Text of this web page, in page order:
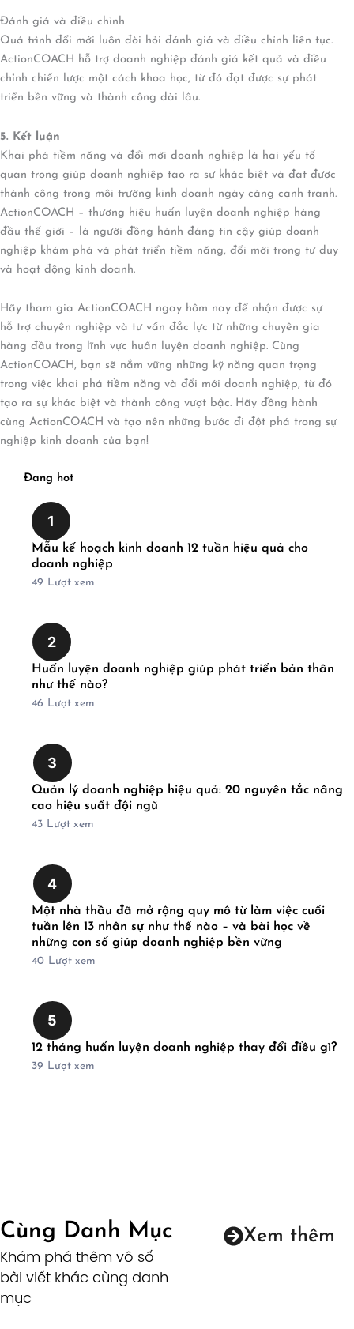
Đang hot
1
Mẫu kế hoạch kinh doanh 12 tuần hiệu quả cho
doanh nghiệp
49 Lượt xem
2
Huấn luyện doanh nghiệp giúp phát triển bản thân
như thế nào?
46 Lượt xem
3
Quản lý doanh nghiệp hiệu quả: 20 nguyên tắc nâng
cao hiệu suất đội ngũ
43 Lượt xem
4
Một nhà thầu đã mở rộng quy mô từ làm việc cuối
tuần lên 13 nhân sự như thế nào – và bài học về
những con số giúp doanh nghiệp bền vững
40 Lượt xem
5
12 tháng huấn luyện doanh nghiệp thay đổi điều gì?
39 Lượt xem
Đánh giá và điều chỉnh
Quá trình đổi mới luôn đòi hỏi đánh giá và điều chỉnh liên tục.
ActionCOACH hỗ trợ doanh nghiệp đánh giá kết quả và điều
chỉnh chiến lược một cách khoa học, từ đó đạt được sự phát
triển bền vững và thành công dài lâu.
5. Kết luận
Khai phá tiềm năng và đổi mới doanh nghiệp là hai yếu tố
quan trọng giúp doanh nghiệp tạo ra sự khác biệt và đạt được
thành công trong môi trường kinh doanh ngày càng cạnh tranh.
ActionCOACH – thương hiệu huấn luyện doanh nghiệp hàng
đầu thế giới – là người đồng hành đáng tin cậy giúp doanh
nghiệp khám phá và phát triển tiềm năng, đổi mới trong tư duy
và hoạt động kinh doanh.
Hãy tham gia ActionCOACH ngay hôm nay để nhận được sự
hỗ trợ chuyên nghiệp và tư vấn đắc lực từ những chuyên gia
hàng đầu trong lĩnh vực huấn luyện doanh nghiệp. Cùng
ActionCOACH, bạn sẽ nắm vững những kỹ năng quan trọng
trong việc khai phá tiềm năng và đổi mới doanh nghiệp, từ đó
tạo ra sự khác biệt và thành công vượt bậc. Hãy đồng hành
cùng ActionCOACH và tạo nên những bước đi đột phá trong sự
nghiệp kinh doanh của bạn!
Cùng Danh Mục
Khám phá thêm vô số
bài viết khác cùng danh
mục
Xem thêm